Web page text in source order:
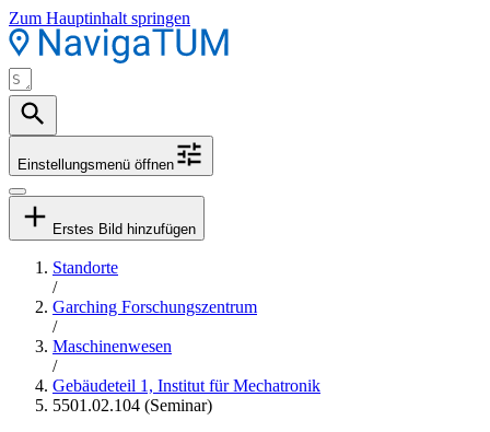
Zum Hauptinhalt springen
Einstellungsmenü öffnen
Erstes Bild hinzufügen
Standorte
/
Garching Forschungszentrum
/
Maschinenwesen
/
Gebäudeteil 1, Institut für Mechatronik
5501.02.104 (Seminar)